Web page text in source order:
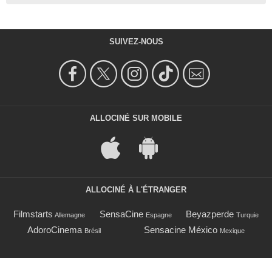
SUIVEZ-NOUS
ALLOCINÉ SUR MOBILE
ALLOCINÉ À L'ÉTRANGER
Filmstarts Allemagne SensaCine Espagne Beyazperde Turquie
AdoroCinema Brésil Sensacine México Mexique